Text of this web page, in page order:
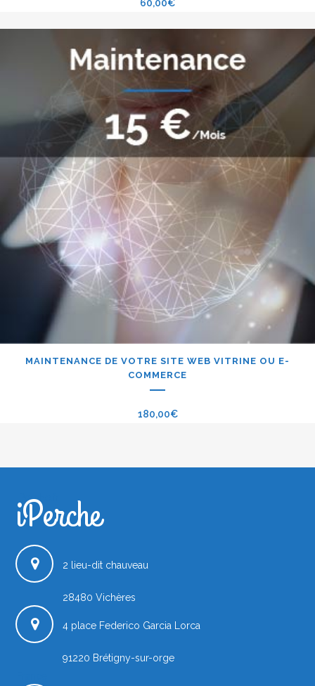
60,00€
MAINTENANCE DE VOTRE SITE WEB VITRINE OU E-
COMMERCE
180,00€
iPerche.fr
iPerche
2 lieu-dit chauveau
28480 Vichères
4 place Federico Garcia Lorca
91220 Brétigny-sur-orge